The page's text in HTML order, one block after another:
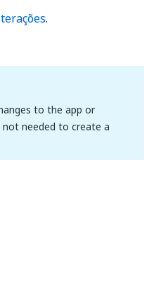
.
to the app or
needed to create a